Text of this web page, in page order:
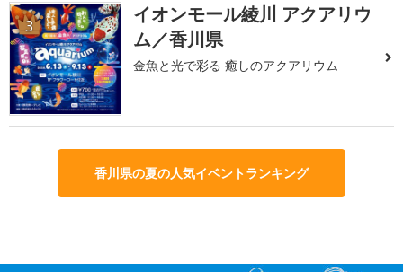
3
イオンモール綾川 アクアリウ
ム／香川県
金魚と光で彩る 癒しのアクアリウム
香川県の夏の人気イベントランキング